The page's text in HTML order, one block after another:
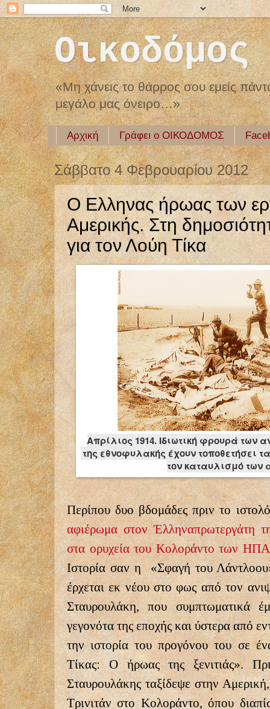
Οικοδόμος
«Μη χάνεις το θάρρος σου εμείς
μεγάλο μας όνειρο…»
Αρχική Γράφει ο ΟΙΚΟΔΟΜΟΣ
Σάββατο 4 Φεβρουαρίου 2012
Ο Ελληνας ήρωας των
Αμερικής. Στη
για τον Λούη Τίκα
Απρίλιος 1914. Ιδιωτική φρουρά των
της εθνοφυλακής έχουν τοποθετήσει
τον καταυλισμό των
Περίπου δυο βδομάδες πριν το
αφιέρωμα στον Έλληναπρωτεργάτη
στα ορυχεία του Κολοράντο των
Ιστορία σαν η
«Σφαγή του
έρχεται εκ νέου στο φως από τον
Σταυρουλάκη, που συμπτωματικά
γεγονότα της εποχής και ύστερα από
την ιστορία του προγόνου του σε
Τίκας: Ο ήρωας της ξενιτιάς».
Σταυρουλάκης ταξίδεψε στην
Τρινιτάν στο Κολοράντο, όπου